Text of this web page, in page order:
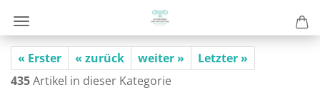
« Erster « zurück weiter »
Letzter »
435Artikel in dieser Kategorie